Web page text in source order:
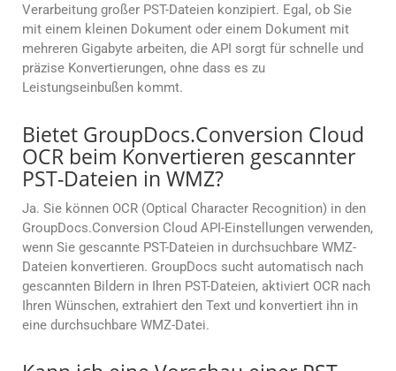
Verarbeitung großer PST-Dateien konzipiert. Egal, ob Sie
mit einem kleinen Dokument oder einem Dokument mit
mehreren Gigabyte arbeiten, die API sorgt für schnelle und
präzise Konvertierungen, ohne dass es zu
Leistungseinbußen kommt.
Bietet GroupDocs.Conversion Cloud
OCR beim Konvertieren gescannter
PST-Dateien in WMZ?
Ja. Sie können OCR (Optical Character Recognition) in den
GroupDocs.Conversion Cloud API-Einstellungen verwenden,
wenn Sie gescannte PST-Dateien in durchsuchbare WMZ-
Dateien konvertieren. GroupDocs sucht automatisch nach
gescannten Bildern in Ihren PST-Dateien, aktiviert OCR nach
Ihren Wünschen, extrahiert den Text und konvertiert ihn in
eine durchsuchbare WMZ-Datei.